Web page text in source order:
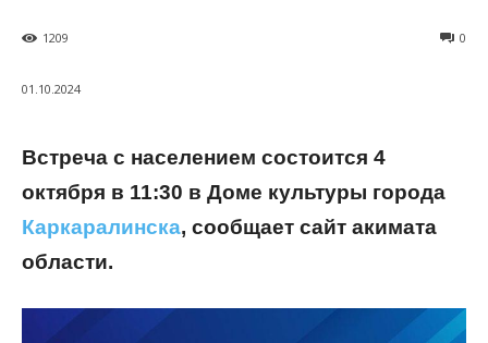
0
1209
01.10.2024
Встреча с населением состоится 4
октября в 11:30 в Доме культуры города
Каркаралинска, сообщает сайт акимата
области.